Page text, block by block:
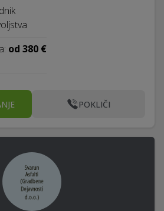
od 380 €
POKLIČI